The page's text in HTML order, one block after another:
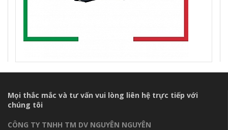
Mọi thắc mắc và tư vấn vui lòng liên hệ trực tiếp với
chúng tôi
CÔNG TY TNHH TM DV NGUYÊN NGUYÊN